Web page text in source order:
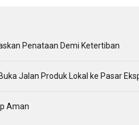
Penataan Demi Ketertiban
Jalan Produk Lokal ke Pasar
Aman